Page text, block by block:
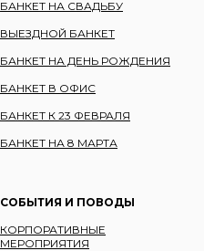
БАНКЕТ НА СВАДЬБУ
ВЫЕЗДНОЙ БАНКЕТ
БАНКЕТ НА ДЕНЬ РОЖДЕНИЯ
БАНКЕТ В ОФИС
БАНКЕТ К 23 ФЕВРАЛЯ
БАНКЕТ НА 8 МАРТА
СОБЫТИЯ И ПОВОДЫ
КОРПОРАТИВНЫЕ
МЕРОПРИЯТИЯ